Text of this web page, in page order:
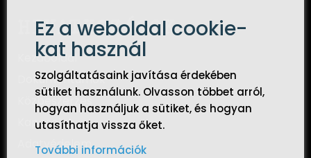
Ez a weboldal cookie-
kat használ
Szolgáltatásaink javítása érdekében
sütiket használunk. Olvasson többet arról,
hogyan használjuk a sütiket, és hogyan
utasíthatja vissza őket.
További információk
HIVATKOZÁSOK
Kezdőoldal
Dokumentumok
Közbeszerzés
Kapcsolat
Adatvédelem